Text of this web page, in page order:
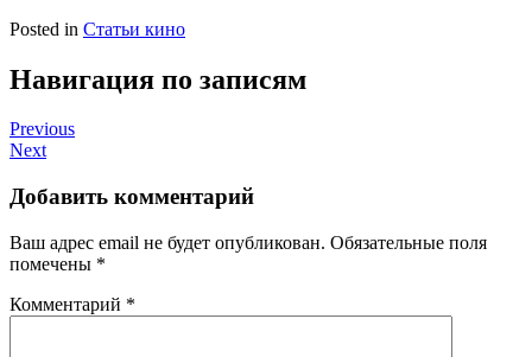
Posted in Статьи кино
Навигация по записям
Previous
Next
Добавить комментарий
Ваш адрес email не будет опубликован. Обязательные поля
помечены *
Комментарий *